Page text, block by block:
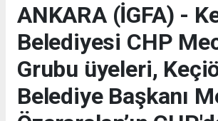
ANKARA (İGFA) -
Belediyesi CHP
Grubu üyeleri,
Belediye Başkanı